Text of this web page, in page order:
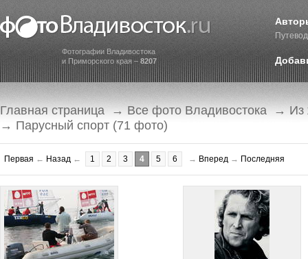
Фотографии Владивостока
и Приморского края – 8207
Главная страница → Все фото Владивостока → Из
→ Парусный спорт (71 фото)
Первая ← Назад ← 1 2 3 4 5 6 → Вперед → Последняя